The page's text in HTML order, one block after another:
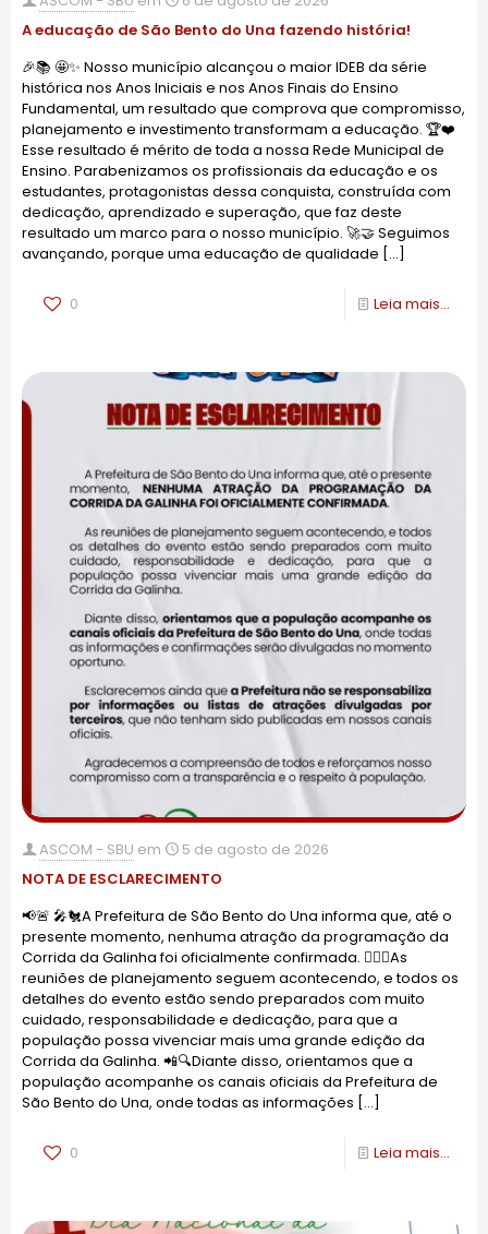
A educação de São Bento do Una fazendo história!
🎉📚 🤩✨ Nosso município alcançou o maior IDEB da série
histórica nos Anos Iniciais e nos Anos Finais do Ensino
Fundamental, um resultado que comprova que compromisso,
planejamento e investimento transformam a educação. 🏆❤️
Esse resultado é mérito de toda a nossa Rede Municipal de
Ensino. Parabenizamos os profissionais da educação e os
estudantes, protagonistas dessa conquista, construída com
dedicação, aprendizado e superação, que faz deste
resultado um marco para o nosso município. 🚀🤝 Seguimos
avançando, porque uma educação de qualidade […]
0 Leia mais...
ASCOM - SBU em
5 de agosto de 2026
NOTA DE ESCLARECIMENTO
📢🚨 🎤🐔A Prefeitura de São Bento do Una informa que, até o
presente momento, nenhuma atração da programação da
Corrida da Galinha foi oficialmente confirmada. ✍🏻✨As
reuniões de planejamento seguem acontecendo, e todos os
detalhes do evento estão sendo preparados com muito
cuidado, responsabilidade e dedicação, para que a
população possa vivenciar mais uma grande edição da
Corrida da Galinha. 📲🔍Diante disso, orientamos que a
população acompanhe os canais oficiais da Prefeitura de
São Bento do Una, onde todas as informações […]
0 Leia mais...